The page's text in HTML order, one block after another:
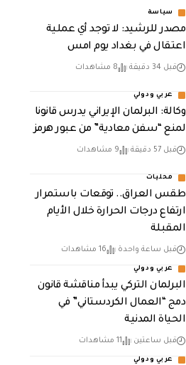
سياسة
مصدر للرشيد: لا توجد أي عملية
اعتقال في بغداد يوم امس
قبل 34 دقيقة 8 مشاهدات
عربي ودولي
وكالة: البرلمان الإيراني يدرس قانونا
لمنع “سفن معادية” من عبور هرمز
قبل 57 دقيقة 9 مشاهدات
محليات
طقس العراق.. توقعات باستمرار
ارتفاع درجات الحرارة خلال الأيام
المقبلة
قبل ساعة واحدة 16 مشاهدات
عربي ودولي
البرلمان التركي يبدأ مناقشة قانون
دمج “العمال الكردستاني” في
الحياة المدنية
قبل ساعتين 11 مشاهدات
عربي ودولي